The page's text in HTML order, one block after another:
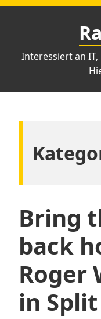
Zum
Interessiert an
Bring
back
Roger
in